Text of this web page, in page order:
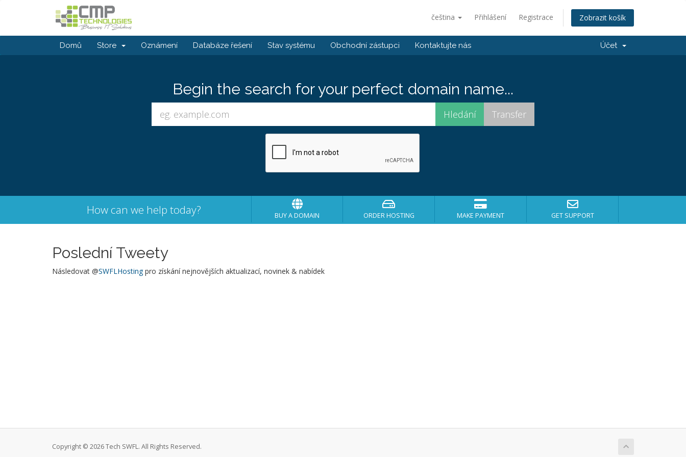
čeština Přihlášení Registrace Zobrazit košík
Domů Store Oznámení Databáze řešení Stav systému Obchodní zástupci Kontaktujte nás Účet
Begin the search for your perfect domain name...
How can we help today? BUY A DOMAIN ORDER HOSTING MAKE PAYMENT GET SUPPORT
Poslední Tweety
Následovat @SWFLHostingpro získání nejnovějších aktualizací, novinek & nabídek
Copyright © 2026 Tech SWFL. All Rights Reserved.